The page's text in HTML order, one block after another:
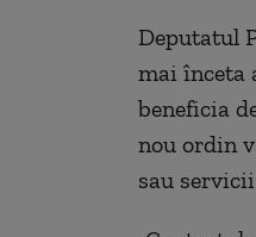
Deputatul
mai înceta
beneficia
nou ordin
sau